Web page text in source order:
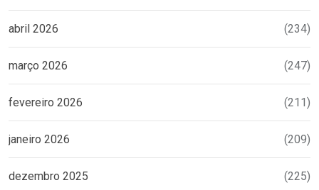
abril 2026 (234)
março 2026 (247)
fevereiro 2026 (211)
janeiro 2026 (209)
dezembro 2025 (225)